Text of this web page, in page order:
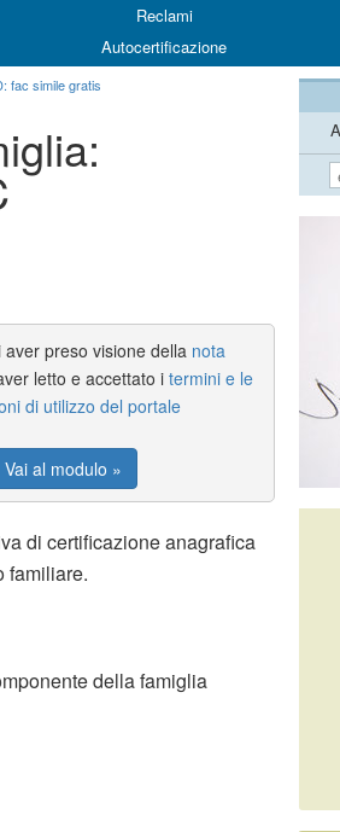
Reclami
Autocertificazione
fac simile gratis
aver preso visione della nota
letto e accettato i termini e le
di utilizzo del portale
Vai al modulo »
di certificazione anagrafica
familiare.
della famiglia